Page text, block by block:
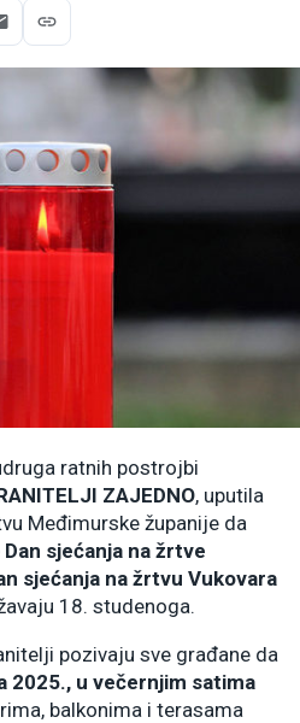
ratnih postrojbi
ZAJEDNO, uputila
Međimurske županije da
Dan sjećanja na žrtve
sjećanja na žrtvu Vukovara
18. studenoga.
pozivaju sve građane da
2025., u večernjim satima
balkonima i terasama